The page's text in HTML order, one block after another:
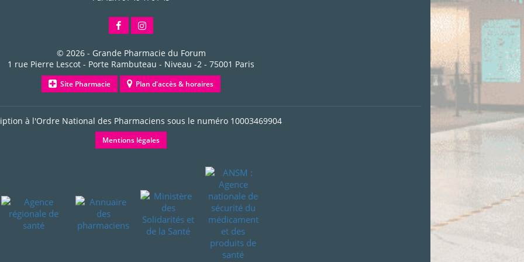
© 2026 - Grande Pharmacie du Forum
1 rue Pierre Lescot - Porte Rambuteau - Niveau -2 - 75001 Paris
Site Pharmacie Plan d'accès & horaires
à l'Ordre National des Pharmaciens sous le numéro 10003469904
Mentions légales